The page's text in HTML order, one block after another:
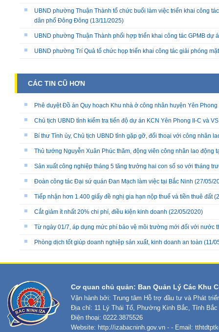
UBND phường Thuận Thành tổ chức buổi làm việc triển khai công
dân phố Đông Đông (13/11/2025)
UBND phường Thuận Thành phối hợp triển khai công tác GPMB dự
UBND phường Trí Quả tổ chức họp triển khai công tác giải phóng
CÁC TIN CŨ HƠN
Phê duyệt Đồ án Quy hoạch Khu nhà ở công nhân huyện Yên Phong
Chủ tịch UBND tỉnh kiểm tra tiến độ dự án KCN Yên Phong II-C và
Bí thư Tỉnh ủy, Chủ tịch UBND tỉnh gặp gỡ, đối thoại với công nhân
Thủ tướng Nguyễn Xuân Phúc thăm, động viên công nhân lao động
Sản xuất công nghiệp tháng 5 tăng trưởng hai con số so với tháng
Đoàn công tác Đại sứ quán Đan Mạch làm việc tại Bắc Ninh (27/05/
Tiếp nhận hơn 1.400 giấy đề nghị gia hạn nộp thuế và tiền thuê đất
Cắt giảm ít nhất 20% chi phí, điều kiện kinh doanh (22/05/2020)
Từ ngày 01/7, áp dụng mức phí bảo vệ môi trường mới đối với nước
Phòng dịch tốt giúp doanh nghiệp sản xuất, kinh doanh an toàn (11/
Cơ quan chủ quản: Ban Quản Lý Các Khu
Vận hành bởi: Trung tâm Hỗ trợ đầu tư và Phát
Địa chỉ: 11 Lý Thái Tổ, Phường Kinh Bắc, Tỉnh Bắc
Điện thoại: 0222.3875526
Website: http://izabacninh.gov.vn - - Email: